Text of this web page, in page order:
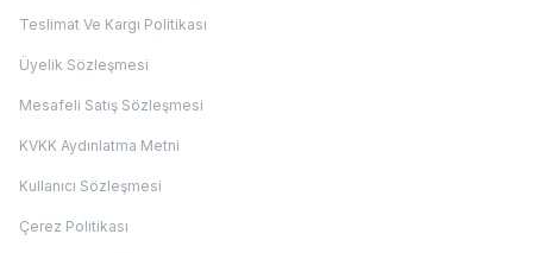
Teslimat Ve Kargı Politikası
Üyelik Sözleşmesi
Mesafeli Satış Sözleşmesi
KVKK Aydınlatma Metni
Kullanıcı Sözleşmesi
Çerez Politikası